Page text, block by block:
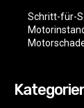
Schritt-für-